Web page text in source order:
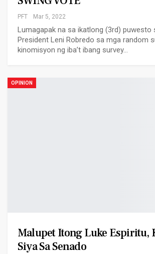
PFT Mar 5, 2022
Lumagapak na sa ikatlong (3rd) puwesto
President Leni Robredo sa mga random
kinomisyon ng iba’t ibang survey…
OPINION
Malupet Itong Luke Espiritu,
Siya Sa Senado